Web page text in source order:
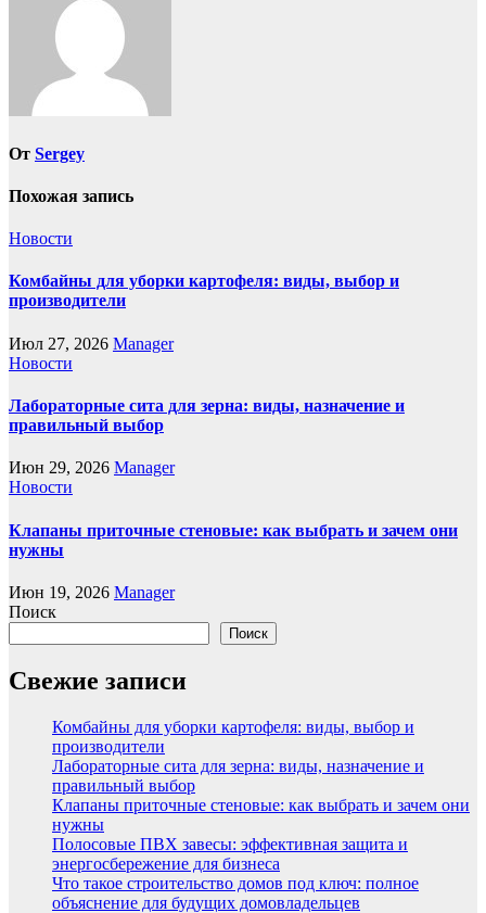
От Sergey
Похожая запись
Новости
Комбайны для уборки картофеля: виды, выбор и
производители
Июл 27, 2026 Manager
Новости
Лабораторные сита для зерна: виды, назначение и
правильный выбор
Июн 29, 2026 Manager
Новости
Клапаны приточные стеновые: как выбрать и зачем они
нужны
Июн 19, 2026 Manager
Поиск
Поиск
Свежие записи
Комбайны для уборки картофеля: виды, выбор и
производители
Лабораторные сита для зерна: виды, назначение и
правильный выбор
Клапаны приточные стеновые: как выбрать и зачем они
нужны
Полосовые ПВХ завесы: эффективная защита и
энергосбережение для бизнеса
Что такое строительство домов под ключ: полное
объяснение для будущих домовладельцев